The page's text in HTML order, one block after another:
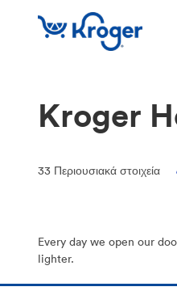
Kroger
33 Περιουσιακά στοιχεία
Every day we open our
lighter.